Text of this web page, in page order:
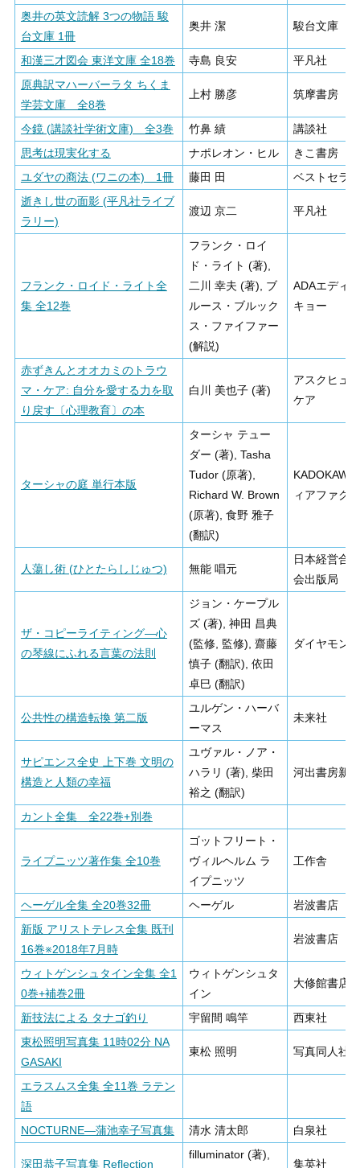
奥井の英文読解 3つの物語 駿
台文庫 1冊
奥井 潔 駿台文庫
和漢三才図会 東洋文庫 全18巻 寺島 良安
平凡社
原典訳マハーバーラタ ちくま
学芸文庫 全8巻
上村 勝彦 筑摩書房
今鏡 (講談社学術文庫) 全3巻 竹鼻 績
講談社
思考は現実化する
ナポレオン・ヒル
きこ書房
ユダヤの商法 (ワニの本) 1冊
藤田 田
ベストセラ
逝きし世の面影 (平凡社ライブ
ラリー)
渡辺 京二 平凡社
フランク・ロイド・ライト全
集 全12巻
フランク・ロイ
ド・ライト (著),
二川 幸夫 (著), ブ
ルース・ブルック
ス・ファイファー
(解説)
ADAエディ
キョー
赤ずきんとオオカミのトラウ
マ・ケア: 自分を愛する力を取
り戻す〔心理教育〕の本
白川 美也子 (著)
アスクヒュ
ケア
ターシャの庭 単行本版
ターシャ テュー
ダー (著), Tasha
Tudor (原著),
Richard W. Brown
(原著), 食野 雅子
(翻訳)
ィアファク
人蕩し術 (ひとたらしじゅつ) 無能 唱元
日本経営合
会出版局
ザ・コピーライティング―心
の琴線にふれる言葉の法則
ジョン・ケープル
ズ (著), 神田 昌典
(監修, 監修), 齋藤
慎子 (翻訳), 依田
卓巳 (翻訳)
ダイヤモン
公共性の構造転換 第二版
ユルゲン・ハーバ
ーマス
未来社
サピエンス全史 上下巻 文明の
構造と人類の幸福
ユヴァル・ノア・
ハラリ (著), 柴田
裕之 (翻訳)
河出書房新社
カント全集 全22巻+別巻
ライプニッツ著作集 全10巻
ゴットフリート・
ヴィルヘルム ラ
イプニッツ
工作舎
ヘーゲル全集 全20巻32冊 ヘーゲル
岩波書店
新版 アリストテレス全集 既刊
16巻※2018年7月時
岩波書店
ウィトゲンシュタイン全集 全1
0巻+補巻2冊
ウィトゲンシュタ
イン
大修館書店
新技法による タナゴ釣り 宇留間 鳴竿
西東社
東松照明写真集 11時02分 NA
GASAKI
東松 照明 写真同人社
エラスムス全集 全11巻 ラテン
語
NOCTURNE―蒲池幸子写真集
清水 清太郎 白泉社
深田恭子写真集 Reflection
filluminator (著),
集英社